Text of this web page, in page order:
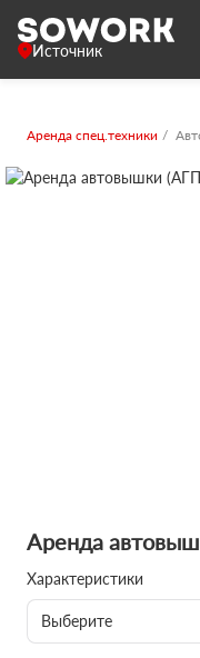
Источник
Аренда спец.техники
Аренда
Характеристики
Выберите